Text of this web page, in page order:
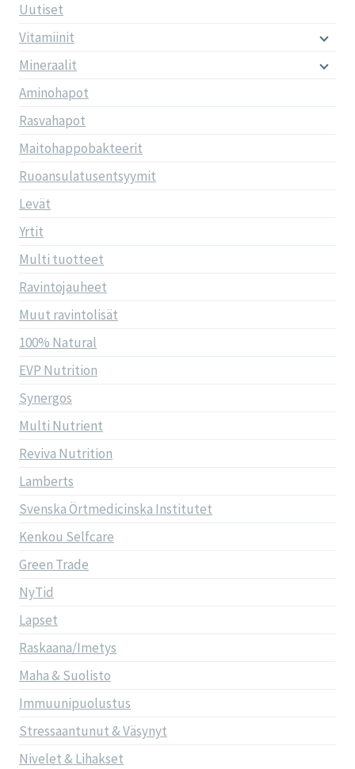
Uutiset
Vitamiinit
Mineraalit
Aminohapot
Rasvahapot
Maitohappobakteerit
Ruoansulatusentsyymit
Levät
Yrtit
Multi tuotteet
Ravintojauheet
Muut ravintolisät
100% Natural
EVP Nutrition
Synergos
Multi Nutrient
Reviva Nutrition
Lamberts
Svenska Örtmedicinska Institutet
Kenkou Selfcare
Green Trade
NyTid
Lapset
Raskaana/Imetys
Maha & Suolisto
Immuunipuolustus
Stressaantunut & Väsynyt
Nivelet & Lihakset